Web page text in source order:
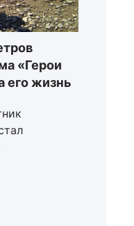
«Герои
его жизнь